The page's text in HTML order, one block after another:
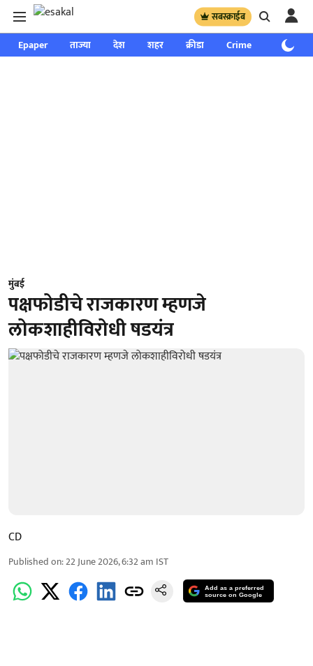
सबस्क्राईब
Epaper ताज्या देश शहर क्रीडा Crime साप्ताहिक
मुंबई
पक्षफोडीचे राजकारण म्हणजे
लोकशाहीविरोधी षडयंत्र
CD
Published on:22 June 2026, 6:32 am IST
Add as a preferred
source on Google